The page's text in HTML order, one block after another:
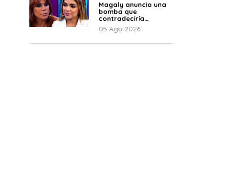
Magaly anuncia una
bomba que
contradeciría
comunicado de La
Bella Luz: “Hay un
05 Ago 2026